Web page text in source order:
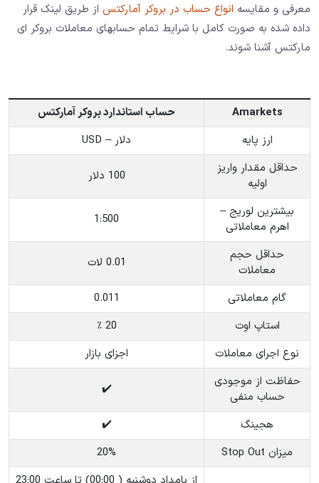
معرفی و مقایسه انواع حساب در بروکر آمارکتس از طریق لینک قرار
داده شده به صورت کامل با شرایط تمام حسابهای معاملات بروکر ای
مارکتس آشنا شوند.
Amarkets
حساب استاندارد بروکر آمارکتس
ارز پایه
دلار – USD
حداقل مقدار واریز
اولیه
100 دلار
بیشترین لوریج –
اهرم معاملاتی
1:500
حداقل حجم
معاملات
0.01 لات
گام معاملاتی
0.011
استاپ اوت
20 ٪
نوع اجرای معاملات
اجزای بازار
حفاظت از موجودی
حساب منفی
✔️
هجینگ
✔️
میزان Stop Out
20%